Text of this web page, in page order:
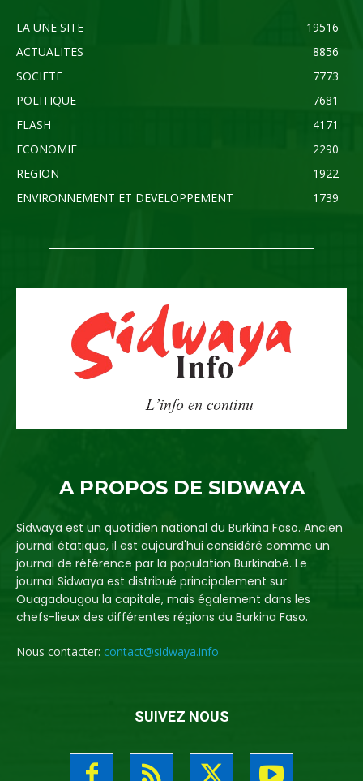
LA UNE SITE
19516
ACTUALITES
8856
SOCIETE
7773
POLITIQUE
7681
FLASH
4171
ECONOMIE
2290
REGION
1922
ENVIRONNEMENT ET DEVELOPPEMENT
1739
A PROPOS DE SIDWAYA
Sidwaya est un quotidien national du Burkina Faso. Ancien
journal étatique, il est aujourd'hui considéré comme un
journal de référence par la population Burkinabè. Le
journal Sidwaya est distribué principalement sur
Ouagadougou la capitale, mais également dans les
chefs-lieux des différentes régions du Burkina Faso.
Nous contacter: contact@sidwaya.info
SUIVEZ NOUS